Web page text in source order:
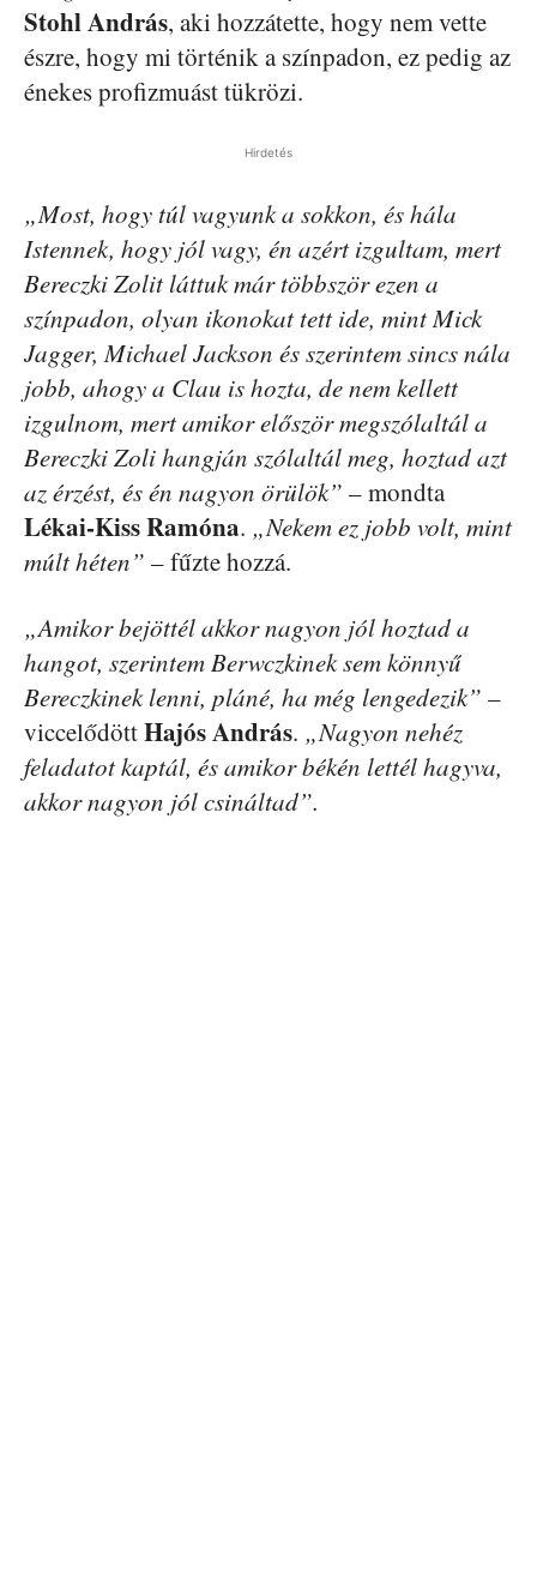
Stohl András, aki hozzátette, hogy nem vette
észre, hogy mi történik a színpadon, ez pedig az
énekes profizmuást tükrözi.
Hirdetés
„Most, hogy túl vagyunk a sokkon, és hála
Istennek, hogy jól vagy, én azért izgultam, mert
Bereczki Zolit láttuk már többször ezen a
színpadon, olyan ikonokat tett ide, mint Mick
Jagger, Michael Jackson és szerintem sincs nála
jobb, ahogy a Clau is hozta, de nem kellett
izgulnom, mert amikor először megszólaltál a
Bereczki Zoli hangján szólaltál meg, hoztad azt
az érzést, és én nagyon örülök” – mondta
Lékai-Kiss Ramóna. „Nekem ez jobb volt, mint
múlt héten” – fűzte hozzá.
„Amikor bejöttél akkor nagyon jól hoztad a
hangot, szerintem Berwczkinek sem könnyű
Bereczkinek lenni, pláné, ha még lengedezik” –
viccelődöttHajós András. „Nagyon nehéz
feladatot kaptál, és amikor békén lettél hagyva,
akkor nagyon jól csináltad”.